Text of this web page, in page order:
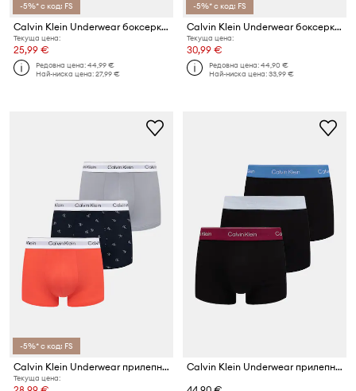
-5%* с код: FS
Calvin Klein Underwear боксерки мъжки от памук с еластан 3-pack
Текуща цена:
25,99 €
Редовна цена:44,99 €
Най-ниска цена:27,99 €
-5%* с код: FS
Calvin Klein Underwear боксерки мъжки от памук с еластан 3 броя
Текуща цена:
30,99 €
Редовна цена:44,90 €
Най-ниска цена:33,99 €
-5%* с код: FS
Calvin Klein Underwear прилепнали боксерки мъжки 3 броя
Текуща цена:
Calvin Klein Underwear прилепнали боксерки мъжки 3 броя